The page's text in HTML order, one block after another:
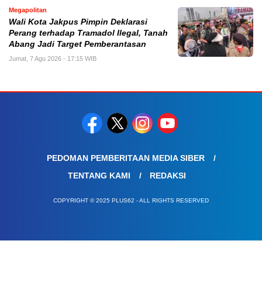
Megapolitan
Wali Kota Jakpus Pimpin Deklarasi
Perang terhadap Tramadol Ilegal, Tanah
Abang Jadi Target Pemberantasan
Jumat, 7 Agu 2026 - 17:15 WIB
PEDOMAN PEMBERITAAN MEDIA SIBER
TENTANG KAMI
REDAKSI
COPYRIGHT © 2025 PLUS62 - ALL RIGHTS RESERVED